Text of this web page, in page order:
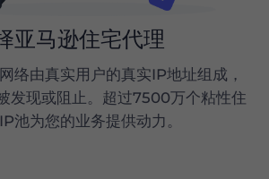
亚马逊住宅代理
络由真实用户的真实IP地址组成，
发现或阻止。超过7500万个粘性住
池为您的业务提供动力。